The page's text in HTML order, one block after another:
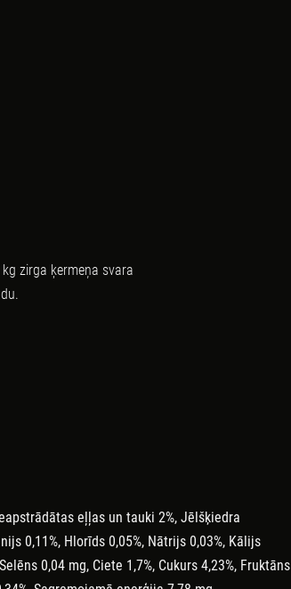
kg zirga ķermeņa svara
eļļas un tauki 2%, Jēlšķiedra
0,11%, Hlorīds 0,05%, Nātrijs 0,03%, Kālijs
Selēns 0,04 mg, Ciete 1,7%, Cukurs 4,23%, Fruktāns